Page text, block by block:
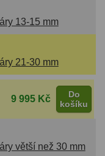
13-15 mm
21-30 mm
9 995 Kč
Do
košíku
větší než 30 mm